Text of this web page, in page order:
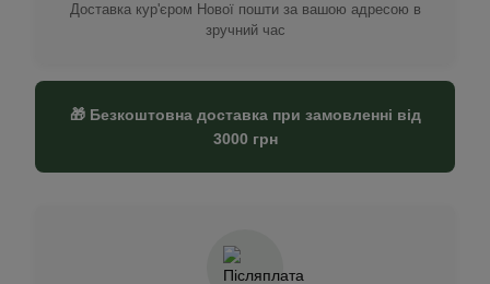
Доставка кур'єром Нової пошти за вашою адресою в
зручний час
🎁 Безкоштовна доставка при замовленні від
3000 грн